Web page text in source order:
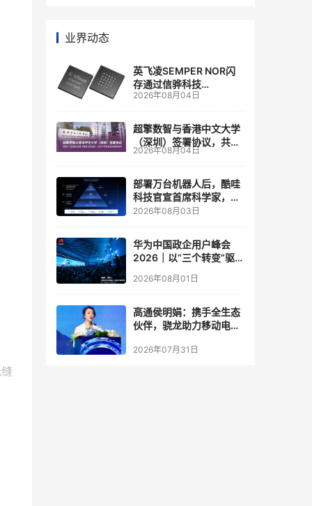
业界动态
英飞凌SEMPER NOR闪
存通过信骅科技
AST2700 BMC认证，全
管理
2026年08月04日
超擎数智与香港中文大学
（深圳）签署协议，共建
人工智能和边缘计算联合
2026年08月04日
部署万台机器人后，酷哇
科技官宣首席科学家，要
让世界模型交付生产力
2026年08月03日
华为中国政企用户峰会
2026｜以“三个转变”驱动
2026年08月01日
高通侯明娟：携手全生态
伙伴，骁龙助力移动电竞
2026年07月31日